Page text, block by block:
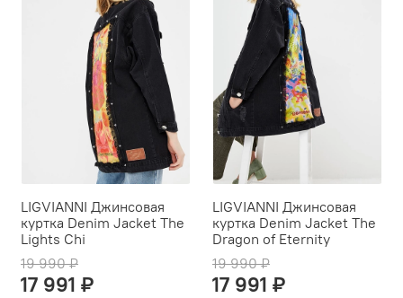
LIGVIANNI Джинсовая
куртка Denim Jacket The
Lights Chi
19 990 ₽
17 991 ₽
LIGVIANNI Джинсовая
куртка Denim Jacket The
Dragon of Eternity
19 990 ₽
17 991 ₽